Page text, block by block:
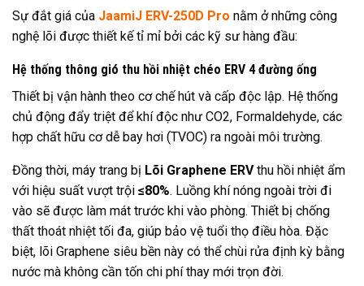
Sự đắt giá của JaamiJ ERV-250D Pro nằm ở những công
nghệ lõi được thiết kế tỉ mỉ bởi các kỹ sư hàng đầu:
Hệ thống thông gió thu hồi nhiệt chéo ERV 4 đường ống
Thiết bị vận hành theo cơ chế hút và cấp độc lập. Hệ thống
chủ động đẩy triệt để khí độc như CO2, Formaldehyde, các
hợp chất hữu cơ dễ bay hơi (TVOC) ra ngoài môi trường.
Đồng thời, máy trang bị Lõi Graphene ERVthu hồi nhiệt ẩm
với hiệu suất vượt trội ≤80%. Luồng khí nóng ngoài trời đi
vào sẽ được làm mát trước khi vào phòng. Thiết bị chống
thất thoát nhiệt tối đa, giúp bảo vệ tuổi thọ điều hòa. Đặc
biệt, lõi Graphene siêu bền này có thể chùi rửa định kỳ bằng
nước mà không cần tốn chi phí thay mới trọn đời.